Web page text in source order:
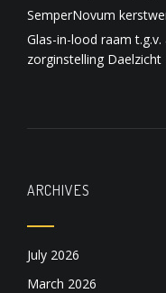
SemperNovum
Glas-in-lood raam
zorginstelling Daelzicht
ARCHIVES
July 2026
March 2026